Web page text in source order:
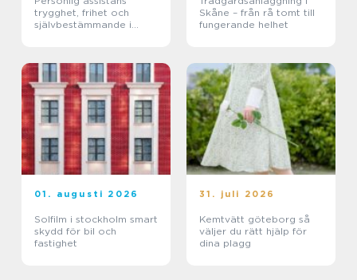
trygghet, frihet och
självbestämmande i
Skåne – från rå tomt till
fungerande helhet
01. augusti 2026
Solfilm i stockholm smart
skydd för bil och
fastighet
31. juli 2026
Kemtvätt göteborg så
väljer du rätt hjälp för
dina plagg